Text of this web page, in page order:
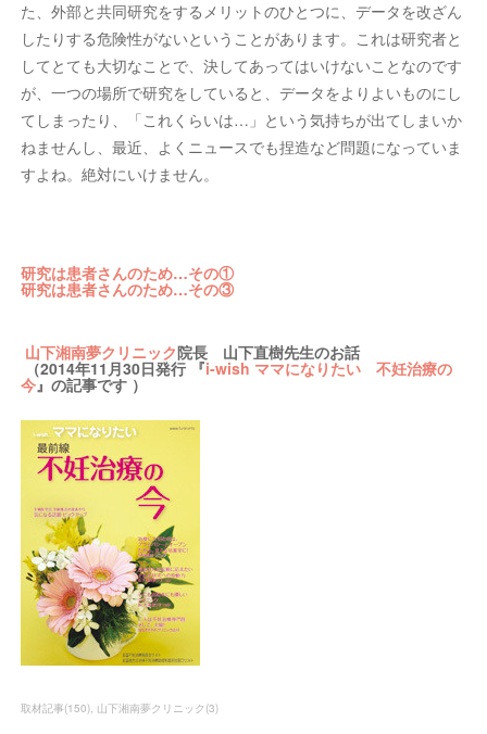
た、外部と共同研究をするメリットのひとつに、データを改ざん
したりする危険性がないということがあります。これは研究者と
してとても大切なことで、決してあってはいけないことなのです
が、一つの場所で研究をしていると、データをよりよいものにし
てしまったり、「これくらいは…」という気持ちが出てしまいか
ねませんし、最近、よくニュースでも捏造など問題になっていま
すよね。絶対にいけません。
研究は患者さんのため…その①
研究は患者さんのため…その③
山下湘南夢クリニック院長 山下直樹先生のお話
（2014年11月30日発行 『i-wish ママになりたい 不妊治療の
今』の記事です ）
取材記事(150) 山下湘南夢クリニック (3)